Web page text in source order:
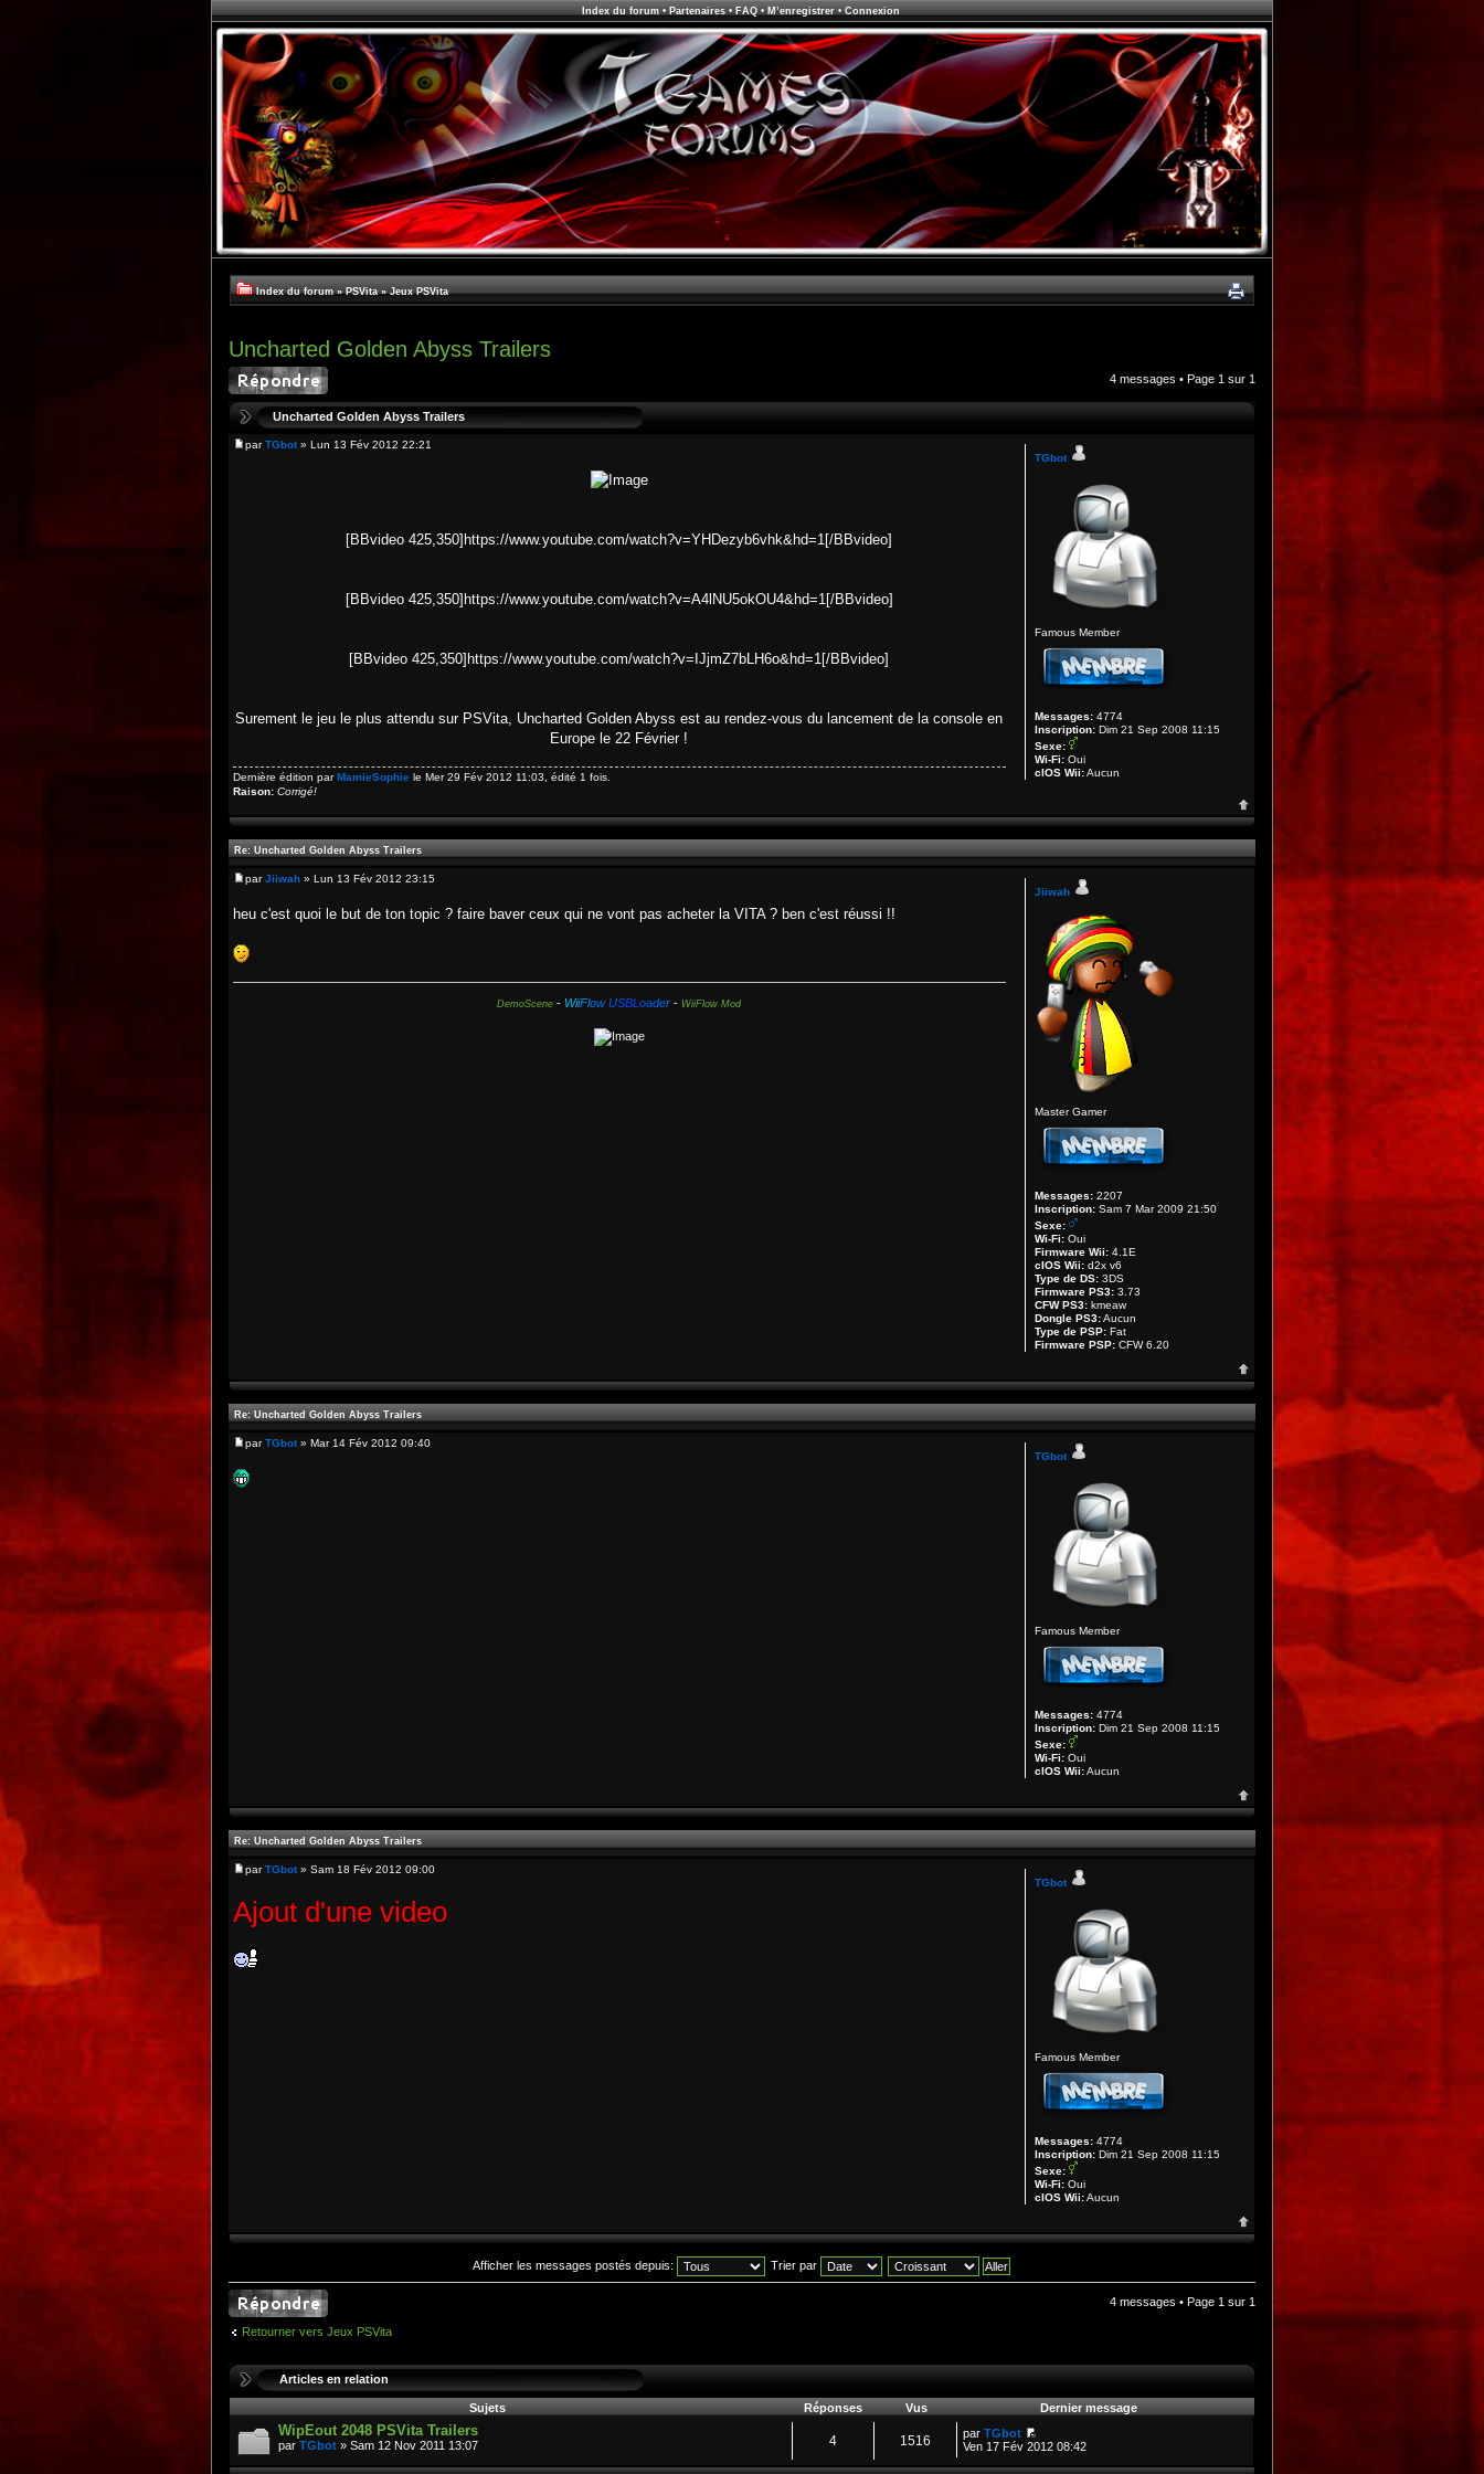
Index du forum• Partenaires• FAQ• M’enregistrer• Connexion
Index du forum » PSVita » Jeux PSVita
Uncharted Golden Abyss Trailers
4 messages • Page 1 sur 1
Uncharted Golden Abyss Trailers
parTGbot» Lun 13 Fév 2012 22:21
[BBvideo 425,350]https://www.youtube.com/watch?v=YHDezyb6vhk&hd=1[/BBvideo]
[BBvideo 425,350]https://www.youtube.com/watch?v=A4lNU5okOU4&hd=1[/BBvideo]
[BBvideo 425,350]https://www.youtube.com/watch?v=IJjmZ7bLH6o&hd=1[/BBvideo]
Surement le jeu le plus attendu sur PSVita, Uncharted Golden Abyss est au rendez-vous du lancement de la console en
Europe le 22 Février !
Dernière édition parMamieSophie le Mer 29 Fév 2012 11:03, édité 1 fois.
Raison: Corrigé!
TGbot
Famous Member
Messages: 4774
Inscription: Dim 21 Sep 2008 11:15
Sexe:
Wi-Fi: Oui
cIOS Wii:Aucun
Re: Uncharted Golden Abyss Trailers
parJiiwah » Lun 13 Fév 2012 23:15
heu c'est quoi le but de ton topic ? faire baver ceux qui ne vont pas acheter la VITA ? ben c'est réussi !!
DemoScene - WiiFlow USBLoader -WiiFlow Mod
Jiiwah
Master Gamer
Messages: 2207
Inscription: Sam 7 Mar 2009 21:50
Sexe:
Wi-Fi: Oui
Firmware Wii: 4.1E
cIOS Wii: d2x v6
Type de DS: 3DS
Firmware PS3: 3.73
CFW PS3: kmeaw
Dongle PS3:Aucun
Type de PSP: Fat
Firmware PSP: CFW 6.20
Re: Uncharted Golden Abyss Trailers
parTGbot» Mar 14 Fév 2012 09:40
TGbot
Famous Member
Messages: 4774
Inscription: Dim 21 Sep 2008 11:15
Sexe:
Wi-Fi: Oui
cIOS Wii:Aucun
Re: Uncharted Golden Abyss Trailers
parTGbot» Sam 18 Fév 2012 09:00
Ajout d'une video
TGbot
Famous Member
Messages: 4774
Inscription: Dim 21 Sep 2008 11:15
Sexe:
Wi-Fi: Oui
cIOS Wii:Aucun
Afficher les messages postés depuis: Trier par
4 messages • Page 1 sur 1
Retourner vers Jeux PSVita
Articles en relation
Sujets Réponses Vus Dernier message
WipEout 2048 PSVita Trailers
par TGbot » Sam 12 Nov 2011 13:07 4 1516 par TGbot
Ven 17 Fév 2012 08:42